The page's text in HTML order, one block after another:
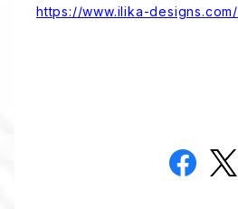
https://www.ilika-designs.com/